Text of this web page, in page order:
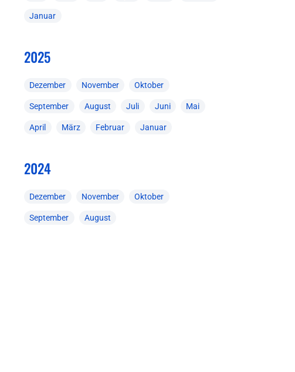
Januar
2025
Dezember November Oktober
September August Juli Juni Mai
April März Februar Januar
2024
Dezember November Oktober
September August